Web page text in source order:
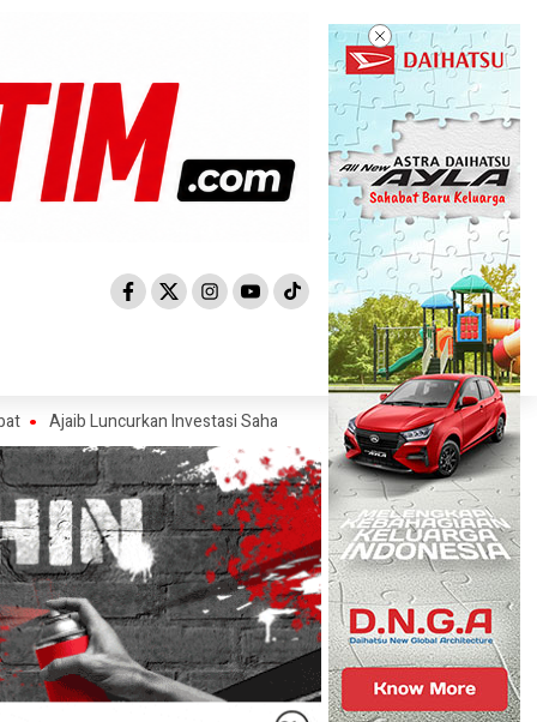
Luncurkan Investasi Saham AS, Ajak Investor Manfaatkan Momentum